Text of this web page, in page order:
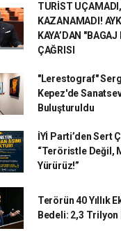
TURİST
KAZANAMADI!
KAYA’DAN
ÇAĞRISI
"Lerestograf"
Kepez'de
Buluşturuldu
İYİ Parti’den Sert
“Teröristle Değil,
Yürürüz!”
Terörün 40 Yıllık
Bedeli: 2,3 Trilyon